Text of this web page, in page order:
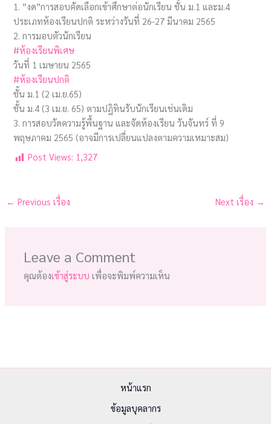
1. ”งด”การสอบคัดเลือกเข้าศึกษาต่อนักเรียน ชั้น ม.1 และม.4
ประเภทห้องเรียนปกติ ระหว่างวันที่ 26-27 มีนาคม 2565
2. การมอบตัวนักเรียน
#ห้องเรียนพิเศษ
วันที่ 1 เมษายน 2565
#ห้องเรียนปกติ
ชั้น ม.1 (2 เม.ย.65)
ชั้น ม.4 (3 เม.ย. 65) ตามปฏิทินรับนักเรียนเช่นเดิม
3. การสอบวัดความรู้พื้นฐาน และจัดห้องเรียน วันจันทร์ ที่ 9
พฤษภาคม 2565 (อาจมีการเปลี่ยนแปลงตามความเหมาะสม)
Post Views: 1,327
← Previous เรื่อง Next เรื่อง →
Leave a Comment
คุณต้องเข้าสู่ระบบ เพื่อจะพิมพ์ความเห็น
หน้าแรก
ข้อมูลบุคลากร